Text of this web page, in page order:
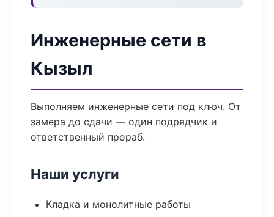
Инженерные сети в
Кызыл
Выполняем инженерные сети под ключ. От
замера до сдачи — один подрядчик и
ответственный прораб.
Наши услуги
Кладка и монолитные работы